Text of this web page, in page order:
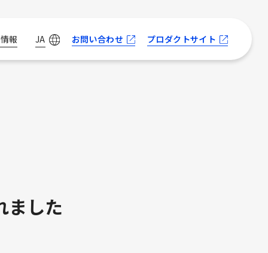
報 JA お問い合わせ プロダクトサイト
ました